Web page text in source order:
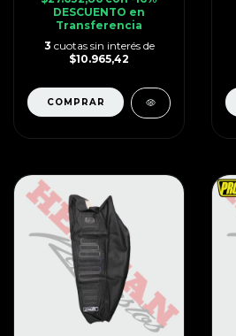
DESCUENTO en
Transferencia
3 cuotas sin interés de
$10.965,42